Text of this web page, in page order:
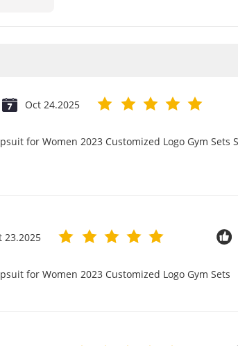
Oct 24.2025
for Women 2023 Customized Logo Gym Sets
23.2025
for Women 2023 Customized Logo Gym Sets